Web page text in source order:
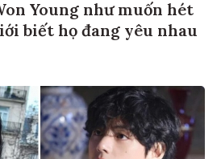
Young như muốn hét
biết họ đang yêu nhau